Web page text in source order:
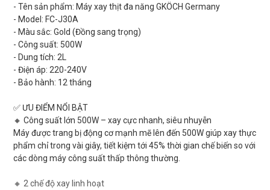
- Tên sản phẩm: Máy xay thịt đa năng GKÖCH Germany
- Model: FC-J30A
- Màu sắc: Gold (Đồng sang trọng)
- Công suất: 500W
- Dung tích: 2L
- Điện áp: 220-240V
- Bảo hành: 12 tháng
✅ ƯU ĐIỂM NỔI BẬT
🔸 Công suất lớn 500W – xay cực nhanh, siêu nhuyễn
Máy được trang bị động cơ mạnh mẽ lên đến 500W giúp xay thực
phẩm chỉ trong vài giây, tiết kiệm tới 45% thời gian chế biến so với
các dòng máy công suất thấp thông thường.
🔸 2 chế độ xay linh hoạt